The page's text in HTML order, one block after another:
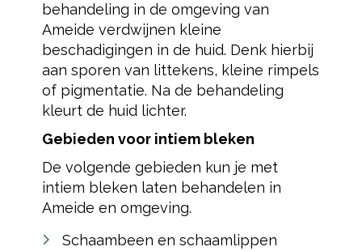
behandeling in de omgeving van
Ameide verdwijnen kleine
beschadigingen in de huid. Denk hierbij
aan sporen van littekens, kleine rimpels
of pigmentatie. Na de behandeling
kleurt de huid lichter.
Gebieden voor intiem bleken
De volgende gebieden kun je met
intiem bleken laten behandelen in
Ameide en omgeving.
Schaambeen en schaamlippen